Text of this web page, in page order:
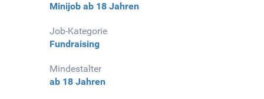
Minijob ab 18 Jahren
Job-Kategorie
Fundraising
Mindestalter
ab 18 Jahren